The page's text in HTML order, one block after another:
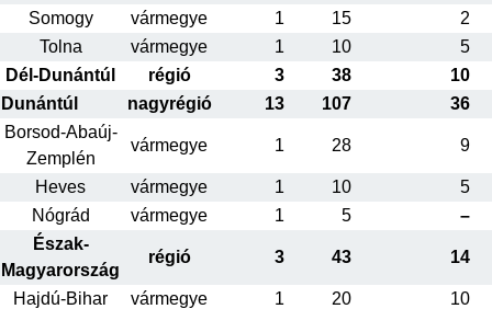
Somogy
vármegye 1 15
2
Tolna
vármegye 1 10
5
Dél-Dunántúl
régió 3 38
10
Dunántúl
nagyrégió 13 107
36
Borsod-Abaúj-
Zemplén
vármegye 1 28 9
Heves vármegye 1 10
5
Nógrád
vármegye 1 5
–
Észak-
Magyarország
régió 3 43 14
Hajdú-Bihar vármegye 1 20
10